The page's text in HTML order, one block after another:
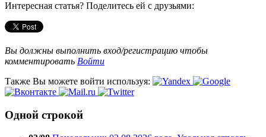
Интересная статья? Поделитесь ей с друзьями:
Вы должны выполнить вход/регистрацию чтобы
комментировать Войти
Также Вы можете войти используя:
Одной строкой